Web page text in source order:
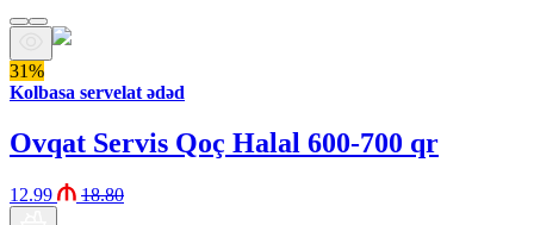
31%
Kolbasa servelat ədəd
Ovqat Servis Qoç Halal 600-700 qr
12.99 18.80